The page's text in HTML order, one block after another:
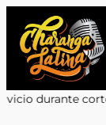
contenido
de luz•